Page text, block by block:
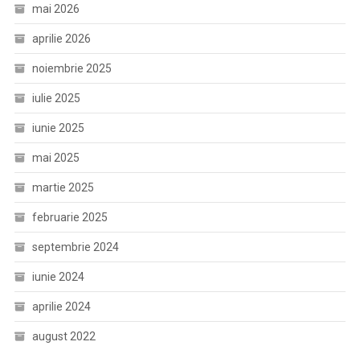
mai 2026
aprilie 2026
noiembrie 2025
iulie 2025
iunie 2025
mai 2025
martie 2025
februarie 2025
septembrie 2024
iunie 2024
aprilie 2024
august 2022